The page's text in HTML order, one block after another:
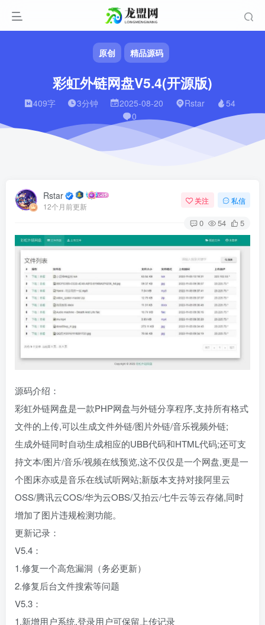
原创 精品源码
彩虹外链网盘V5.4(开源版)
409字 3分钟 2025-08-20 Rstar
54
0
Rstar
12个月前更新
关注 私信
0 54 5
源码介绍：
彩虹外链网盘是一款PHP网盘与外链分享程序,支持所有格式
文件的上传,可以生成文件外链/图片外链/音乐视频外链;
生成外链同时自动生成相应的UBB代码和HTML代码;还可支
持文本/图片/音乐/视频在线预览,这不仅仅是一个网盘,更是一
个图床亦或是音乐在线试听网站;新版本支持对接阿里云
OSS/腾讯云COS/华为云OBS/又拍云/七牛云等云存储,同时
增加了图片违规检测功能。
更新记录：
V5.4：
1.修复一个高危漏洞（务必更新）
2.修复后台文件搜索等问题
V5.3：
1.新增用户系统,登录用户可保留上传记录